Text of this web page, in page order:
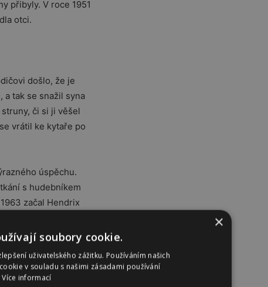
přibyly. V roce 1951
otci.
došlo, že je
a tak se snažil syna
či si ji věšel
vrátil ke kytaře po
úspěchu.
s hudebníkem
začal Hendrix
později přesídlil
a začal budovat
Chasem
×
soubory cookie.
uživatelského zážitku. Používáním našich
v souladu s našimi zásadami používání
Více informací